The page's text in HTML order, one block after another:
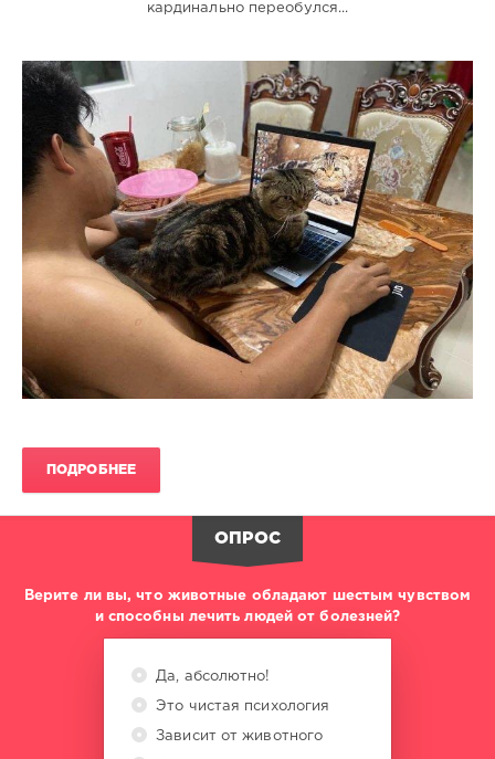
кардинально переобулся...
ПОДРОБНЕЕ
ОПРОС
Верите ли вы, что животные обладают шестым чувством
и способны лечить людей от болезней?
Да, абсолютно!
Это чистая психология
Зависит от животного